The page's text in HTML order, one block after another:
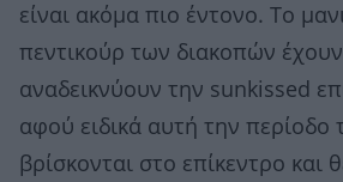
είναι ακόμα πιο έντονο. Το
πεντικούρ των διακοπών
αναδεικνύουν την sunkissed
αφού ειδικά αυτή την περίοδο
βρίσκονται στο επίκεντρο και